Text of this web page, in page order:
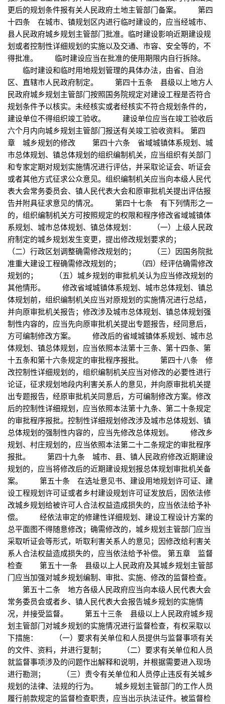
更后的规划条件报有关人民政府土地主管部门备案。 第四
十四条 在城市、镇规划区内进行临时建设的，应当经城市、
县人民政府城乡规划主管部门批准。临时建设影响近期建设规
划或者控制性详细规划的实施以及交通、市容、安全等的，不
得批准。 临时建设应当在批准的使用期限内自行拆除。
临时建设和临时用地规划管理的具体办法，由省、自治
区、直辖市人民政府制定。 第四十五条 县级以上地方人
民政府城乡规划主管部门按照国务院规定对建设工程是否符合
规划条件予以核实。未经核实或者经核实不符合规划条件的，
建设单位不得组织竣工验收。 建设单位应当在竣工验收后
六个月内向城乡规划主管部门报送有关竣工验收资料。 第四
章 城乡规划的修改 第四十六条 省域城镇体系规划、城
市总体规划、镇总体规划的组织编制机关，应当组织有关部门
和专家定期对规划实施情况进行评估，并采取论证会、听证会
或者其他方式征求公众意见。组织编制机关应当向本级人民代
表大会常务委员会、镇人民代表大会和原审批机关提出评估报
告并附具征求意见的情况。 第四十七条 有下列情形之一
的，组织编制机关方可按照规定的权限和程序修改省域城镇体
系规划、城市总体规划、镇总体规划： （一）上级人民政
府制定的城乡规划发生变更，提出修改规划要求的；
（二）行政区划调整确需修改规划的； （三）因国务院批
准重大建设工程确需修改规划的； （四）经评估确需修改
规划的； （五）城乡规划的审批机关认为应当修改规划的
其他情形。 修改省域城镇体系规划、城市总体规划、镇总
体规划前，组织编制机关应当对原规划的实施情况进行总结，
并向原审批机关报告；修改涉及城市总体规划、镇总体规划强
制性内容的，应当先向原审批机关提出专题报告，经同意后，
方可编制修改方案。 修改后的省域城镇体系规划、城市总
体规划、镇总体规划，应当依照本法第十三条、第十四条、第
十五条和第十六条规定的审批程序报批。 第四十八条 修
改控制性详细规划的，组织编制机关应当对修改的必要性进行
论证，征求规划地段内利害关系人的意见，并向原审批机关提
出专题报告，经原审批机关同意后，方可编制修改方案。修改
后的控制性详细规划，应当依照本法第十九条、第二十条规定
的审批程序报批。控制性详细规划修改涉及城市总体规划、镇
总体规划的强制性内容的，应当先修改总体规划。 修改乡
规划、村庄规划的，应当依照本法第二十二条规定的审批程序
报批。 第四十九条 城市、县、镇人民政府修改近期建设
规划的，应当将修改后的近期建设规划报总体规划审批机关备
案。 第五十条 在选址意见书、建设用地规划许可证、建
设工程规划许可证或者乡村建设规划许可证发放后，因依法修
改城乡规划给被许可人合法权益造成损失的，应当依法给予补
偿。 经依法审定的修建性详细规划、建设工程设计方案的
总平面图不得随意修改；确需修改的，城乡规划主管部门应当
采取听证会等形式，听取利害关系人的意见；因修改给利害关
系人合法权益造成损失的，应当依法给予补偿。 第五章 监督
检查 第五十一条 县级以上人民政府及其城乡规划主管部
门应当加强对城乡规划编制、审批、实施、修改的监督检查。
第五十二条 地方各级人民政府应当向本级人民代表大会
常务委员会或者乡、镇人民代表大会报告城乡规划的实施情
况，并接受监督。 第五十三条 县级以上人民政府城乡规
划主管部门对城乡规划的实施情况进行监督检查，有权采取以
下措施： （一）要求有关单位和人员提供与监督事项有关
的文件、资料，并进行复制； （二）要求有关单位和人员
就监督事项涉及的问题作出解释和说明，并根据需要进入现场
进行勘测； （三）责令有关单位和人员停止违反有关城乡
规划的法律、法规的行为。 城乡规划主管部门的工作人员
履行前款规定的监督检查职责，应当出示执法证件。被监督检